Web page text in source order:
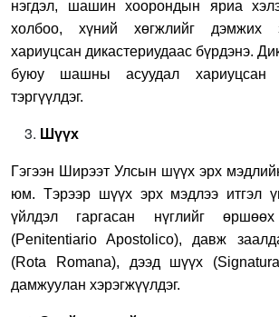
нэгдэл, шашин хоорондын яриа
холбоо, хүний хөгжлийг дэмжих
хариуцсан дикастериудаас бүрдэнэ.
буюу шашны асуудал хариуцсан
тэргүүлдэг.
Шүүх
Гэгээн Ширээт Улсын шүүх эрх
юм. Тэрээр шүүх эрх мэдлээ итгэл
үйлдэл гаргасан нүглийг
(Penitentiario Apostolico), давж
(Rota Romana), дээд шүүх
дамжуулан хэрэгжүүлдэг.